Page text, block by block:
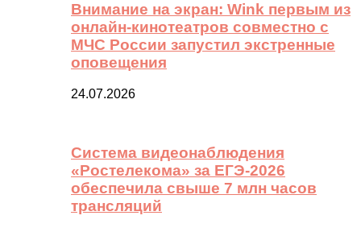
Внимание на экран: Wink первым из
онлайн-кинотеатров совместно с
МЧС России запустил экстренные
оповещения
24.07.2026
Система видеонаблюдения
«Ростелекома» за ЕГЭ-2026
обеспечила свыше 7 млн часов
трансляций